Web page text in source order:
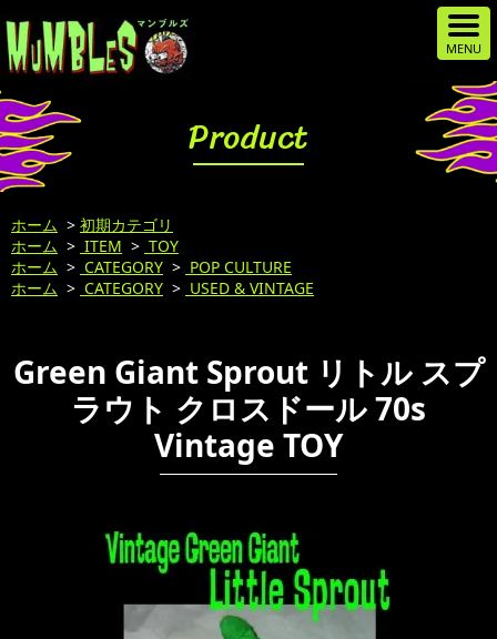
Product
ホーム > 初期カテゴリ
ホーム > ITEM > TOY
ホーム > CATEGORY > POP CULTURE
ホーム > CATEGORY > USED & VINTAGE
Green Giant Sprout リトル スプ
ラウト クロスドール 70s
Vintage TOY